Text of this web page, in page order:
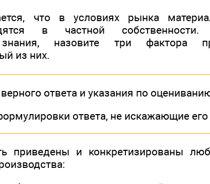
что в условиях рынка
в частной
знания, назовите три фактора
из них.
ответа и указания по
ответа, не искажающие
приведены и конкретизированы